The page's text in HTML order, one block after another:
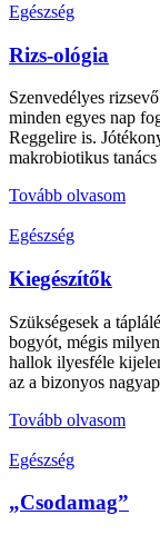
Egészség
Rizs-ológia
Szenvedélyes
minden egyes nap
Reggelire is.
makrobiotikus tanács
Tovább olvasom
Egészség
Kiegészítők
Szükségesek a
bogyót, mégis
hallok ilyesféle
az a bizonyos
Tovább olvasom
Egészség
„Csodamag”